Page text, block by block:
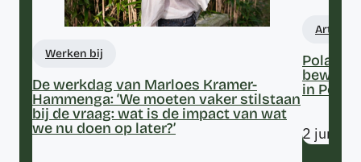
Werken bij
De werkdag van Marloes Kramer-
Hammenga: ‘We moeten vaker stilstaan
bij de vraag: wat is de impact van wat
we nu doen op later?’
in
2 juni